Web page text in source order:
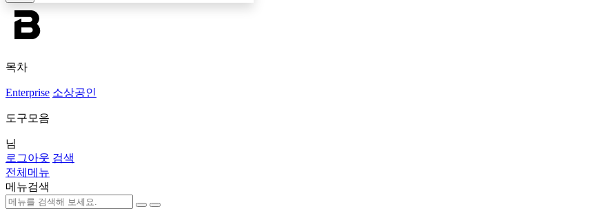
목차
Enterprise 소상공인
도구모음
님
로그아웃 검색
전체메뉴
메뉴검색